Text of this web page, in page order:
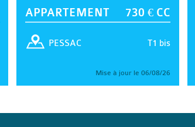
APPARTEMENT 730 € CC
T1 bis
PESSAC
Mise à jour le 06/08/26